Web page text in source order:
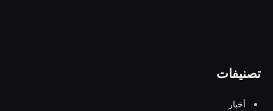
تصنيفات
أخبار